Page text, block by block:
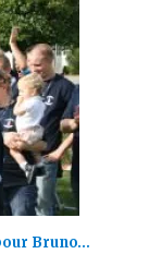
Bruno…